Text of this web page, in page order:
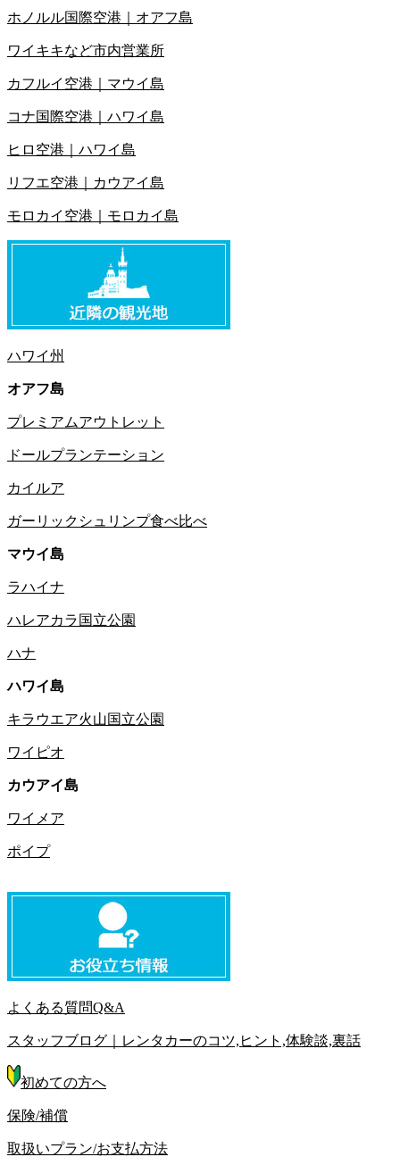
ホノルル国際空港｜オアフ島
ワイキキなど市内営業所
カフルイ空港｜マウイ島
コナ国際空港｜ハワイ島
ヒロ空港｜ハワイ島
リフエ空港｜カウアイ島
モロカイ空港｜モロカイ島
ハワイ州
オアフ島
プレミアムアウトレット
ドールプランテーション
カイルア
ガーリックシュリンプ食べ比べ
マウイ島
ラハイナ
ハレアカラ国立公園
ハナ
ハワイ島
キラウエア火山国立公園
ワイピオ
カウアイ島
ワイメア
ポイプ
よくある質問Q&A
スタッフブログ｜レンタカーのコツ,ヒント,体験談,裏話
初めての方へ
保険/補償
取扱いプラン/お支払方法